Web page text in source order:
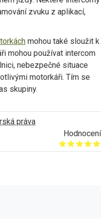
zvuku z aplikací,
mohou také sloužit k
mohou používat intercom
nebezpečné situace
motorkáři. Tím se
skupiny.
práva
Hodnocení
Give it 1/5
Give it 2/5
Give it 3/5
Give it 4/5
Give it 5/5